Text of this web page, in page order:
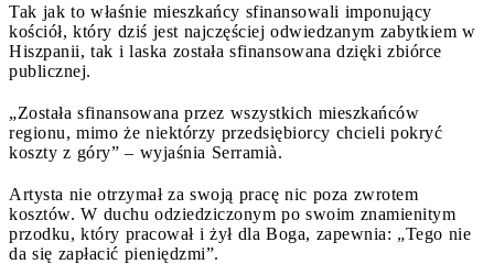
Tak jak to właśnie mieszkańcy sfinansowali imponujący
kościół, który dziś jest najczęściej odwiedzanym zabytkiem w
Hiszpanii, tak i laska została sfinansowana dzięki zbiórce
publicznej.
„Została sfinansowana przez wszystkich mieszkańców
regionu, mimo że niektórzy przedsiębiorcy chcieli pokryć
koszty z góry” – wyjaśnia Serramià.
Artysta nie otrzymał za swoją pracę nic poza zwrotem
kosztów. W duchu odziedziczonym po swoim znamienitym
przodku, który pracował i żył dla Boga, zapewnia: „Tego nie
da się zapłacić pieniędzmi”.